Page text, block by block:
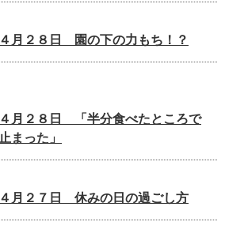
４月２８日 園の下の力もち！？
４月２８日 「半分食べたところで
止まった」
４月２７日 休みの日の過ごし方